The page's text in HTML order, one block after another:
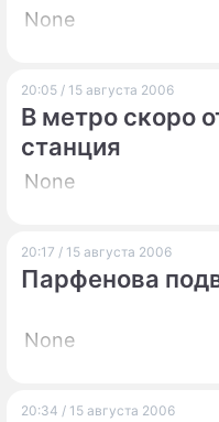
None
20:05 / 15 августа 2006
В метро скоро
станция
None
20:17 / 15 августа 2006
Парфенова
None
20:34 / 15 августа 2006